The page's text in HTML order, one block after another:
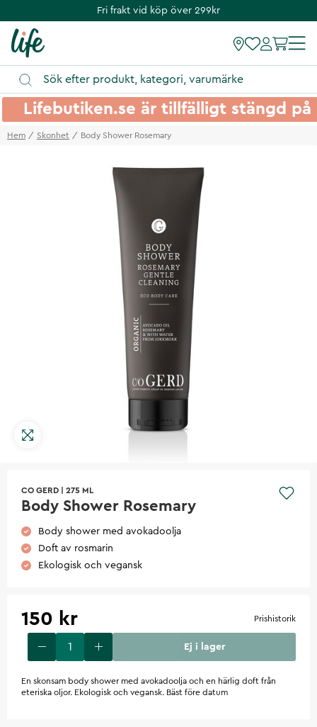
Fri frakt vid köp över 299kr
Lifebutiken.se är tillfälligt stängd
Hem Skonhet Body Shower Rosemary
CO GERD 275 ML
Body Shower Rosemary
Body shower med avokadoolja
Doft av rosmarin
Ekologisk och vegansk
150 kr Prishistorik
Ej i lager
En skonsam body shower med avokadoolja och en härlig doft från
eteriska oljor. Ekologisk och vegansk. Bäst före datum